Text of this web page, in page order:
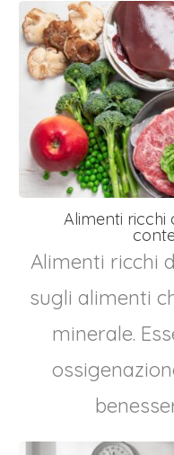
Alimenti ricchi
Alimenti ricchi
sugli alimenti
minerale.